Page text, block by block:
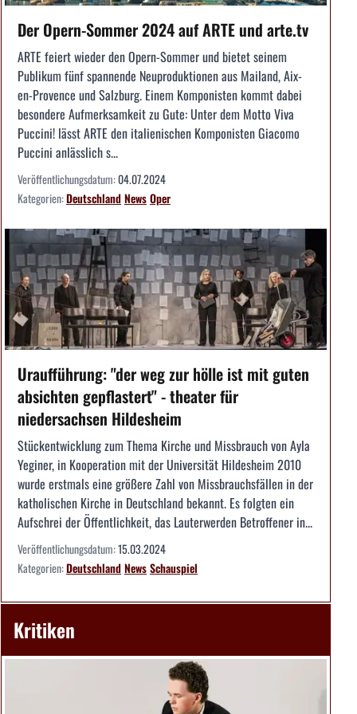
Der Opern-Sommer 2024 auf ARTE und arte.tv
ARTE feiert wieder den Opern-Sommer und bietet seinem
Publikum fünf spannende Neuproduktionen aus Mailand, Aix-
en-Provence und Salzburg. Einem Komponisten kommt dabei
besondere Aufmerksamkeit zu Gute: Unter dem Motto Viva
Puccini! lässt ARTE den italienischen Komponisten Giacomo
Puccini anlässlich s...
Veröffentlichungsdatum:04.07.2024
Kategorien:DeutschlandNewsOper
Uraufführung: "der weg zur hölle ist mit guten
absichten gepflastert" - theater für
niedersachsen Hildesheim
Stückentwicklung zum Thema Kirche und Missbrauch von Ayla
Yeginer, in Kooperation mit der Universität Hildesheim 2010
wurde erstmals eine größere Zahl von Missbrauchsfällen in der
katholischen Kirche in Deutschland bekannt. Es folgten ein
Aufschrei der Öffentlichkeit, das Lauterwerden Betroffener in...
Veröffentlichungsdatum:15.03.2024
Kategorien:DeutschlandNewsSchauspiel
Kritiken